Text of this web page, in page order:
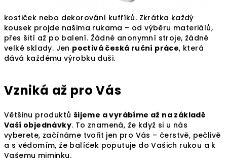
kostiček nebo dekorování kufříků. Zkrátka každý
kousek projde našima rukama – od výběru materiálů,
přes šití až po balení. Žádné anonymní stroje, žádné
velké sklady. Jen poctivá česká ruční práce, která
dává každému výrobku duši.
Vzniká až pro Vás
Většinu produktů šijeme a vyrábíme až na základě
Vaší objednávky. To znamená, že když si u nás
vyberete, začínáme tvořit jen pro Vás – čerstvě, pečlivě
a s vědomím, že balíček poputuje do Vašich rukou a k
Vašemu miminku.